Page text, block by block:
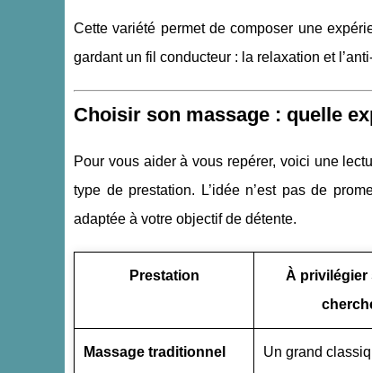
Cette variété permet de composer une
gardant un fil conducteur : la relaxation et
Choisir son massage : quelle
Pour vous aider à vous repérer, voici une
type de prestation. L’idée n’est pas de
adaptée à votre objectif de détente.
Prestation
À privilégier
Massage traditionnel Un grand